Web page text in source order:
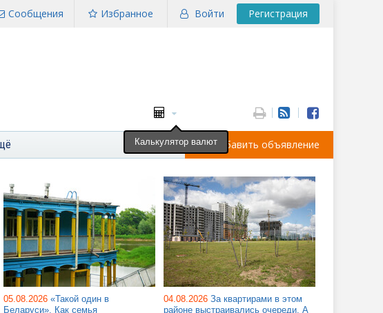
Войти Регистрация
Избранное
Сообщения
Добавить объявление
05.08.2026 «Такой один в
Беларуси». Как семья
04.08.2026 За квартирами в этом
районе выстраивались очереди. А
Калькулятор валют